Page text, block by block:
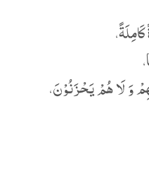
وَ لَا ھُمْ یَحْزَنُوْنَ،